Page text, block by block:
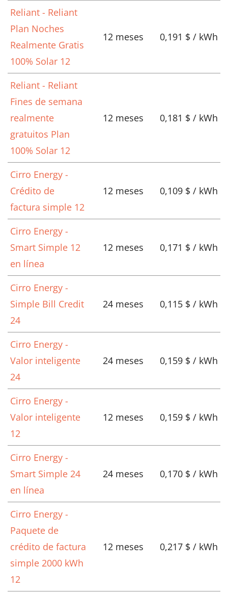
Reliant - Reliant
Plan Noches
Realmente Gratis
100% Solar 12
12 meses 0,191 $ / kWh
Reliant - Reliant
Fines de semana
realmente
gratuitos Plan
100% Solar 12
12 meses 0,181 $ / kWh
Cirro Energy -
Crédito de
factura simple 12
12 meses 0,109 $ / kWh
Cirro Energy -
Smart Simple 12
en línea
12 meses 0,171 $ / kWh
Cirro Energy -
Simple Bill Credit
24
24 meses 0,115 $ / kWh
Cirro Energy -
Valor inteligente
24
24 meses 0,159 $ / kWh
Cirro Energy -
Valor inteligente
12
12 meses 0,159 $ / kWh
Cirro Energy -
Smart Simple 24
en línea
24 meses 0,170 $ / kWh
Cirro Energy -
Paquete de
crédito de factura
simple 2000 kWh
12
12 meses 0,217 $ / kWh